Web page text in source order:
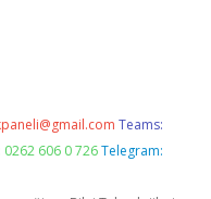
Teams:
606 0 726 Telegram: